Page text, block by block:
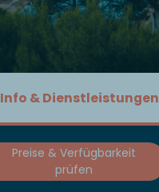
Info & Dienstleistungen
Preise & Verfügbarkeit
prüfen